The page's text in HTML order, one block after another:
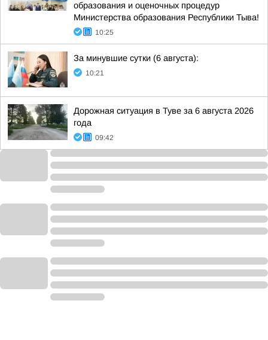
образования и оценочных процедур
Министерства образования Республики Тыва!
10:25
За минувшие сутки (6 августа):
10:21
Дорожная ситуация в Туве за 6 августа 2026
года
09:42